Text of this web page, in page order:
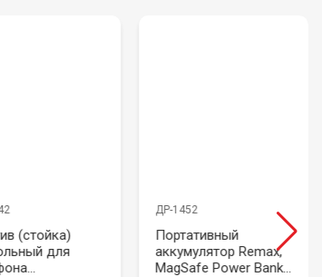
(стойка)
для
ДР-1452
Портативный
аккумулятор Remax,
MagSafe Power Bank,